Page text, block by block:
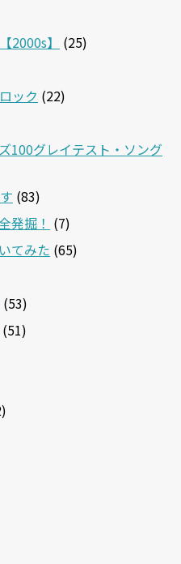
2000s】
(25)
ック (22)
100グレイテスト・ソング
(83)
発掘！ (7)
てみた (65)
(53)
(51)